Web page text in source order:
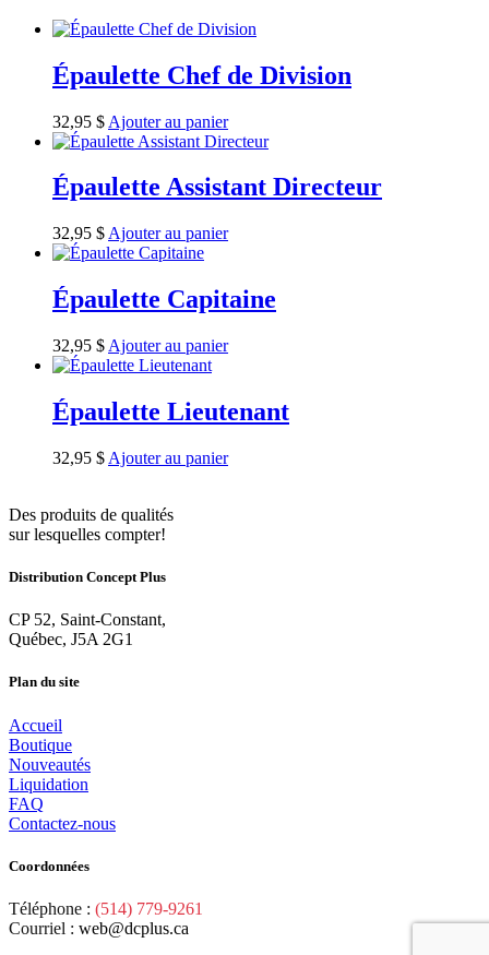
Épaulette Chef de Division
32,95 $ Ajouter au panier
Épaulette Assistant Directeur
32,95 $ Ajouter au panier
Épaulette Capitaine
32,95 $ Ajouter au panier
Épaulette Lieutenant
32,95 $ Ajouter au panier
Des produits de qualités
sur lesquelles compter!
Distribution Concept Plus
CP 52, Saint-Constant,
Québec, J5A 2G1
Plan du site
Accueil
Boutique
Nouveautés
Liquidation
FAQ
Contactez-nous
Coordonnées
Téléphone : (514) 779-9261
Courriel : web@dcplus.ca